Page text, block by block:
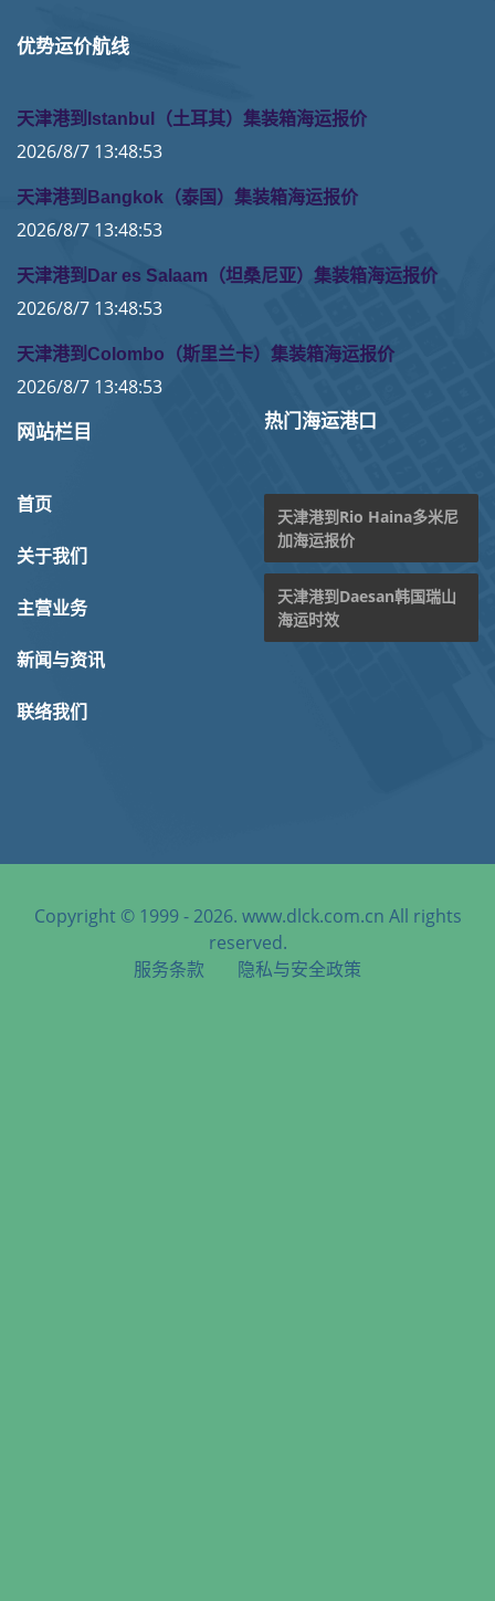
优势运价航线
天津港到Istanbul（土耳其）集装箱海运报价
2026/8/7 13:48:53
天津港到Bangkok（泰国）集装箱海运报价
2026/8/7 13:48:53
天津港到Dar es Salaam（坦桑尼亚）集装箱海运报价
2026/8/7 13:48:53
天津港到Colombo（斯里兰卡）集装箱海运报价
2026/8/7 13:48:53
网站栏目
首页
关于我们
主营业务
新闻与资讯
联络我们
热门海运港口
天津港到Rio Haina多米尼
加海运报价
天津港到Daesan韩国瑞山
海运时效
Copyright © 1999 - 2026. www.dlck.com.cn All rights
reserved.
服务条款
隐私与安全政策